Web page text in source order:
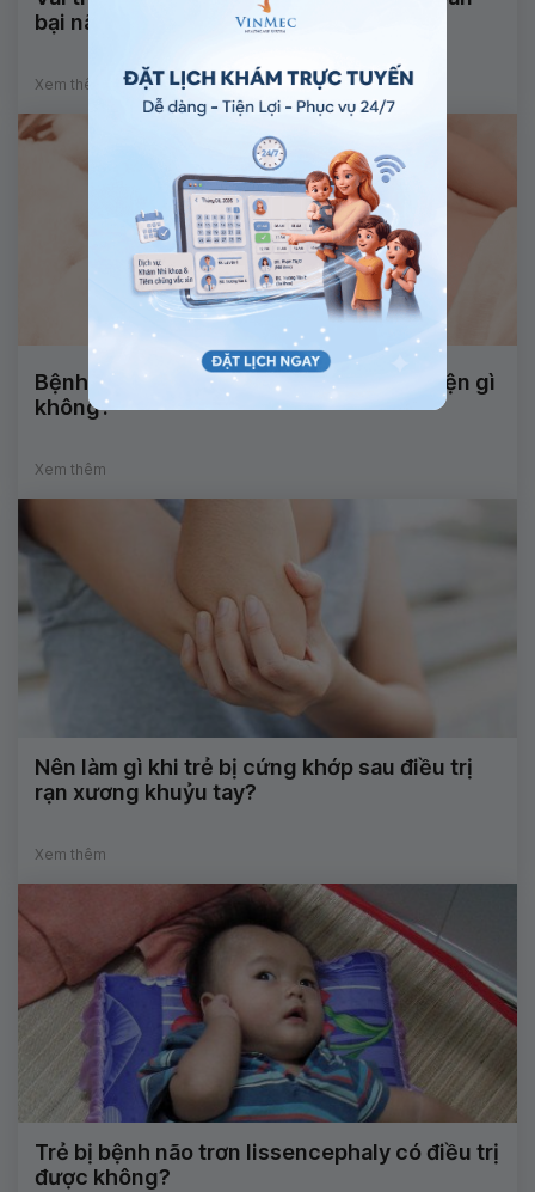
bại não
Xem thêm
Bệnh suy giáp trạng bẩm sinh có biểu hiện gì
không?
Xem thêm
Nên làm gì khi trẻ bị cứng khớp sau điều trị
rạn xương khuỷu tay?
Xem thêm
Trẻ bị bệnh não trơn lissencephaly có điều trị
được không?